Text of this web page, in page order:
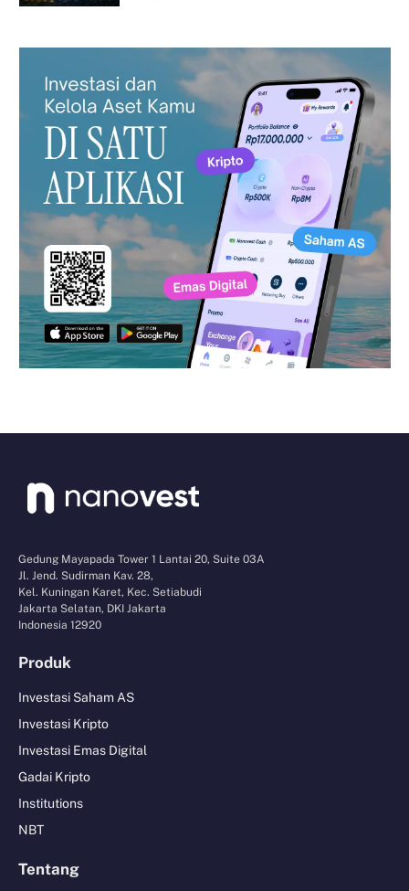
Gedung Mayapada Tower 1 Lantai 20, Suite 03A
Jl. Jend. Sudirman Kav. 28,
Kel. Kuningan Karet, Kec. Setiabudi
Jakarta Selatan, DKI Jakarta
Indonesia 12920
Produk
Investasi Saham AS
Investasi Kripto
Investasi Emas Digital
Gadai Kripto
Institutions
NBT
Tentang